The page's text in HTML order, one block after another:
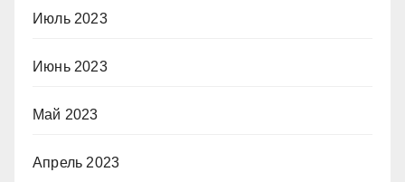
Июль 2023
Июнь 2023
Май 2023
Апрель 2023